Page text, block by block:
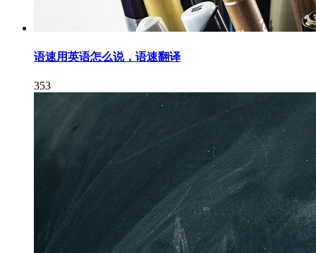
语速用英语怎么说，语速翻译
353